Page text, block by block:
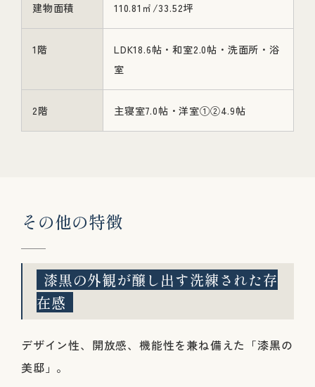
建物面積 110.81㎡/33.52坪
1階
LDK18.6帖・和室2.0帖・洗面所・浴
室
2階 主寝室7.0帖・洋室①②4.9帖
その他の特徴
漆黒の外観が醸し出す洗練された存
在感
デザイン性、開放感、機能性を兼ね備えた「漆黒の
美邸」。